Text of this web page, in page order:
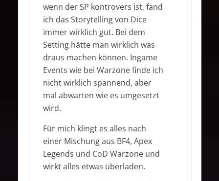
wenn der SP kontrovers ist, fand
ich das Storytelling von Dice
immer wirklich gut. Bei dem
Setting hätte man wirklich was
draus machen können. Ingame
Events wie bei Warzone finde ich
nicht wirklich spannend, aber
mal abwarten wie es umgesetzt
wird.
Für mich klingt es alles nach
einer Mischung aus BF4, Apex
Legends und CoD Warzone und
wirkt alles etwas überladen.